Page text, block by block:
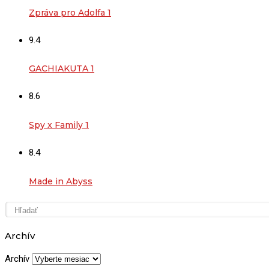
Zpráva pro Adolfa 1
9.4
GACHIAKUTA 1
8.6
Spy x Family 1
8.4
Made in Abyss
Archív
Archív